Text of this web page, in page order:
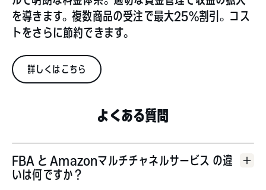
を導きます。複数商品の受注で最大25%割引。コス
トをさらに節約できます。
詳しくはこちら
よくある質問
FBA と Amazonマルチチャネルサービス の違
いは何ですか？